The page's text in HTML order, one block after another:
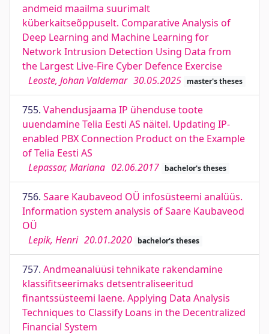
andmeid maailma suurimalt
küberkaitseõppuselt. Comparative Analysis of
Deep Learning and Machine Learning for
Network Intrusion Detection Using Data from
the Largest Live-Fire Cyber Defence Exercise
Leoste, Johan Valdemar 30.05.2025 master's theses
755. Vahendusjaama IP ühenduse toote
uuendamine Telia Eesti AS näitel. Updating IP-
enabled PBX Connection Product on the Example
of Telia Eesti AS
Lepassar, Mariana 02.06.2017 bachelor's theses
756. Saare Kaubaveod OÜ infosüsteemi analüüs.
Information system analysis of Saare Kaubaveod
OÜ
Lepik, Henri 20.01.2020 bachelor's theses
757. Andmeanalüüsi tehnikate rakendamine
klassifitseerimaks detsentraliseeritud
finantssüsteemi laene. Applying Data Analysis
Techniques to Classify Loans in the Decentralized
Financial System